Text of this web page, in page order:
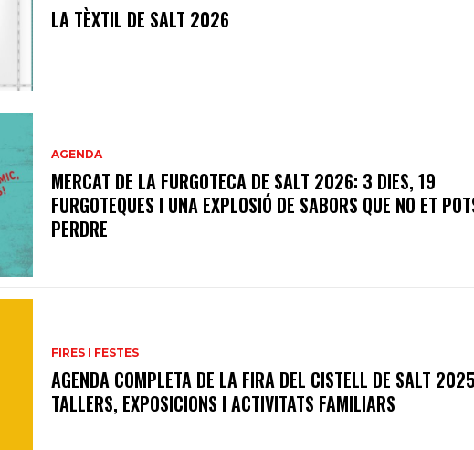
LA TÈXTIL DE SALT 2026
AGENDA
MERCAT DE LA FURGOTECA DE SALT 2026: 3 DIES, 19
FURGOTEQUES I UNA EXPLOSIÓ DE SABORS QUE NO ET
PERDRE
FIRES I FESTES
AGENDA COMPLETA DE LA FIRA DEL CISTELL DE SALT
TALLERS, EXPOSICIONS I ACTIVITATS FAMILIARS